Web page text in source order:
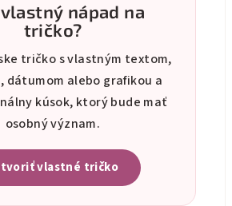
nápad na
tričko?
tričko s vlastným textom,
dátumom alebo grafikou a
kúsok, ktorý bude mať
osobný význam.
vlastné tričko